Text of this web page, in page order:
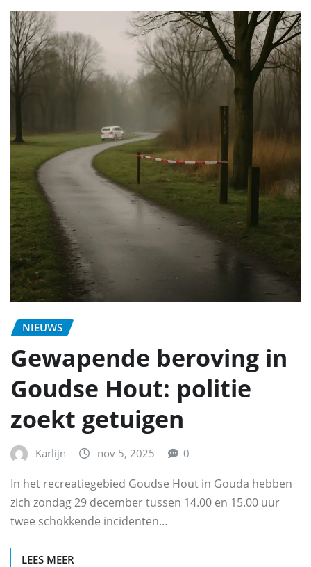
NIEUWS
Gewapende beroving in
Goudse Hout: politie
zoekt getuigen
Karlijn nov 5, 2025 0
In het recreatiegebied Goudse Hout in Gouda hebben
zich zondag 29 december tussen 14.00 en 15.00 uur
twee schokkende incidenten…
LEES MEER